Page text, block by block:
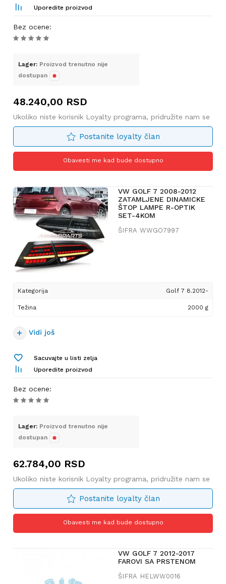
Uporedite proizvod
Bez ocene:
Lager: Proizvod trenutno nije
dostupan
48.240,00 RSD
Ukoliko niste korisnik Loyalty programa, pridružite nam se
Postanite loyalty član
Obavesti me kad bude dostupno
VW GOLF 7 2008-2012
ZATAMLJENE DINAMICKE
ŠTOP LAMPE R-OPTIK
SET-4KOM
ŠIFRA WWGO7997
Kategorija Golf 7 8.2012-
Težina 2000 g
Vidi još
Sacuvajte u listi zelja
Uporedite proizvod
Bez ocene:
Lager: Proizvod trenutno nije
dostupan
62.784,00 RSD
Ukoliko niste korisnik Loyalty programa, pridružite nam se
Postanite loyalty član
Obavesti me kad bude dostupno
VW GOLF 7 2012-2017
FAROVI SA PRSTENOM
ŠIFRA HELWW0016